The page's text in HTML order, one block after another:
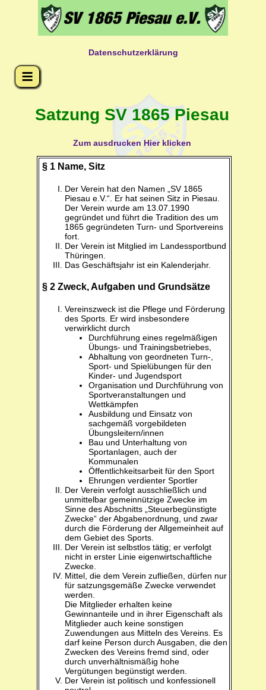
Datenschutzerklärung
Satzung SV 1865 Piesau
Zum ausdrucken Hier klicken
§ 1 Name, Sitz
Der Verein hat den Namen „SV 1865
Piesau e.V.“. Er hat seinen Sitz in Piesau.
Der Verein wurde am 13.07.1990
gegründet und führt die Tradition des um
1865 gegründeten Turn- und Sportvereins
fort.
Der Verein ist Mitglied im Landessportbund
Thüringen.
Das Geschäftsjahr ist ein Kalenderjahr.
§ 2 Zweck, Aufgaben und Grundsätze
Vereinszweck ist die Pflege und Förderung
des Sports. Er wird insbesondere
verwirklicht durch
Durchführung eines regelmäßigen
Übungs- und Trainingsbetriebes,
Abhaltung von geordneten Turn-,
Sport- und Spielübungen für den
Kinder- und Jugendsport
Organisation und Durchführung von
Sportveranstaltungen und
Wettkämpfen
Ausbildung und Einsatz von
sachgemäß vorgebildeten
Übungsleitern/innen
Bau und Unterhaltung von
Sportanlagen, auch der
Kommunalen
Öffentlichkeitsarbeit für den Sport
Ehrungen verdienter Sportler
Der Verein verfolgt ausschließlich und
unmittelbar gemeinnützige Zwecke im
Sinne des Abschnitts „Steuerbegünstigte
Zwecke“ der Abgabenordnung, und zwar
durch die Förderung der Allgemeinheit auf
dem Gebiet des Sports.
Der Verein ist selbstlos tätig; er verfolgt
nicht in erster Linie eigenwirtschaftliche
Zwecke.
Mittel, die dem Verein zufließen, dürfen nur
für satzungsgemäße Zwecke verwendet
werden.
Die Mitglieder erhalten keine
Gewinnanteile und in ihrer Eigenschaft als
Mitglieder auch keine sonstigen
Zuwendungen aus Mitteln des Vereins. Es
darf keine Person durch Ausgaben, die den
Zwecken des Vereins fremd sind, oder
durch unverhältnismäßig hohe
Vergütungen begünstigt werden.
Der Verein ist politisch und konfessionell